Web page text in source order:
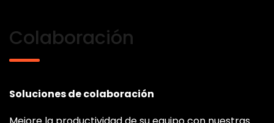
Colaboración
Soluciones de colaboración